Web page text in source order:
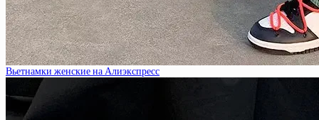
Вьетнамки женские на Алиэкспресс